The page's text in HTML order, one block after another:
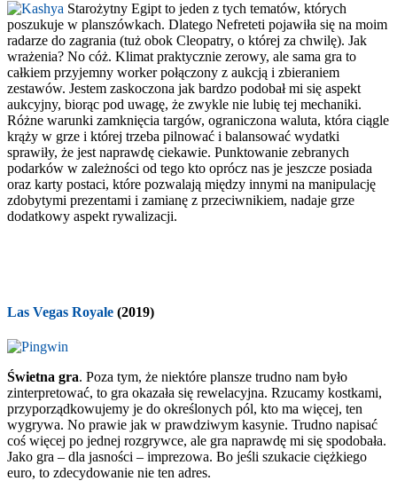
Starożytny Egipt to jeden z tych tematów, których
poszukuje w planszówkach. Dlatego Nefreteti pojawiła się na moim
radarze do zagrania (tuż obok Cleopatry, o której za chwilę). Jak
wrażenia? No cóż. Klimat praktycznie zerowy, ale sama gra to
całkiem przyjemny worker połączony z aukcją i zbieraniem
zestawów. Jestem zaskoczona jak bardzo podobał mi się aspekt
aukcyjny, biorąc pod uwagę, że zwykle nie lubię tej mechaniki.
Różne warunki zamknięcia targów, ograniczona waluta, która ciągle
krąży w grze i której trzeba pilnować i balansować wydatki
sprawiły, że jest naprawdę ciekawie. Punktowanie zebranych
podarków w zależności od tego kto oprócz nas je jeszcze posiada
oraz karty postaci, które pozwalają między innymi na manipulację
zdobytymi prezentami i zamianę z przeciwnikiem, nadaje grze
dodatkowy aspekt rywalizacji.
Las Vegas Royale (2019)
Świetna gra. Poza tym, że niektóre plansze trudno nam było
zinterpretować, to gra okazała się rewelacyjna. Rzucamy kostkami,
przyporządkowujemy je do określonych pól, kto ma więcej, ten
wygrywa. No prawie jak w prawdziwym kasynie. Trudno napisać
coś więcej po jednej rozgrywce, ale gra naprawdę mi się spodobała.
Jako gra – dla jasności – imprezowa. Bo jeśli szukacie ciężkiego
euro, to zdecydowanie nie ten adres.